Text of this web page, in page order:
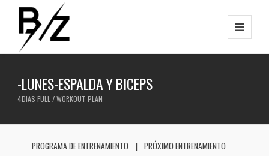
-LUNES-ESPALDA Y BICEPS
4DIAS FULL / WORKOUT PLAN
PROGRAMA DE ENTRENAMIENTO PRÓXIMO ENTRENAMIENTO